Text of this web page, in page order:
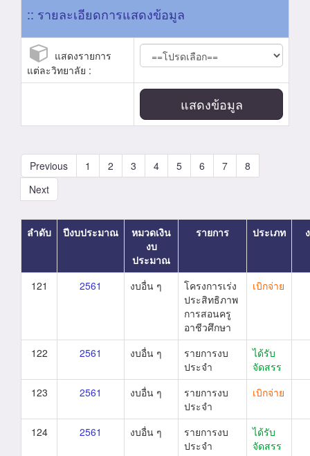
:: รายละเอียดการแสดงข้อมูล
แสดงรายการ
แต่ละวิทยาลัย :
แสดงข้อมูล
Previous 1 2 3 4 5 6 7
8
Next
ลำดับ ปีงบประมาณ
หมวดเงิน
งบ
ประมาณ
รายการ ประเภท
121 2561 งบอื่น ๆ
โครงการเร่ง
ประสิทธิภาพ
การสอนครู
อาชีวศึกษา
เบิกจ่าย
122 2561 งบอื่น ๆ
รายการงบ
ประจำ
ได้รับ
จัดสรร
123
2561 งบอื่น ๆ
รายการงบ
ประจำ
เบิกจ่าย
124 2561 งบอื่น ๆ
รายการงบ
ประจำ
ได้รับ
จัดสรร